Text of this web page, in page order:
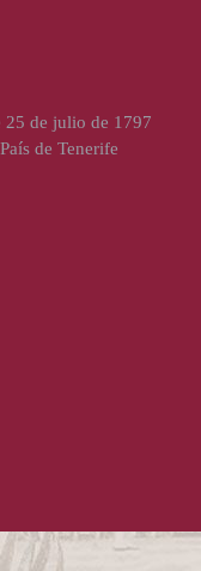
25 de julio de 1797
de Tenerife